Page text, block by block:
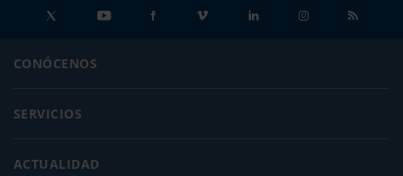
CONÓCENOS
SERVICIOS
ACTUALIDAD